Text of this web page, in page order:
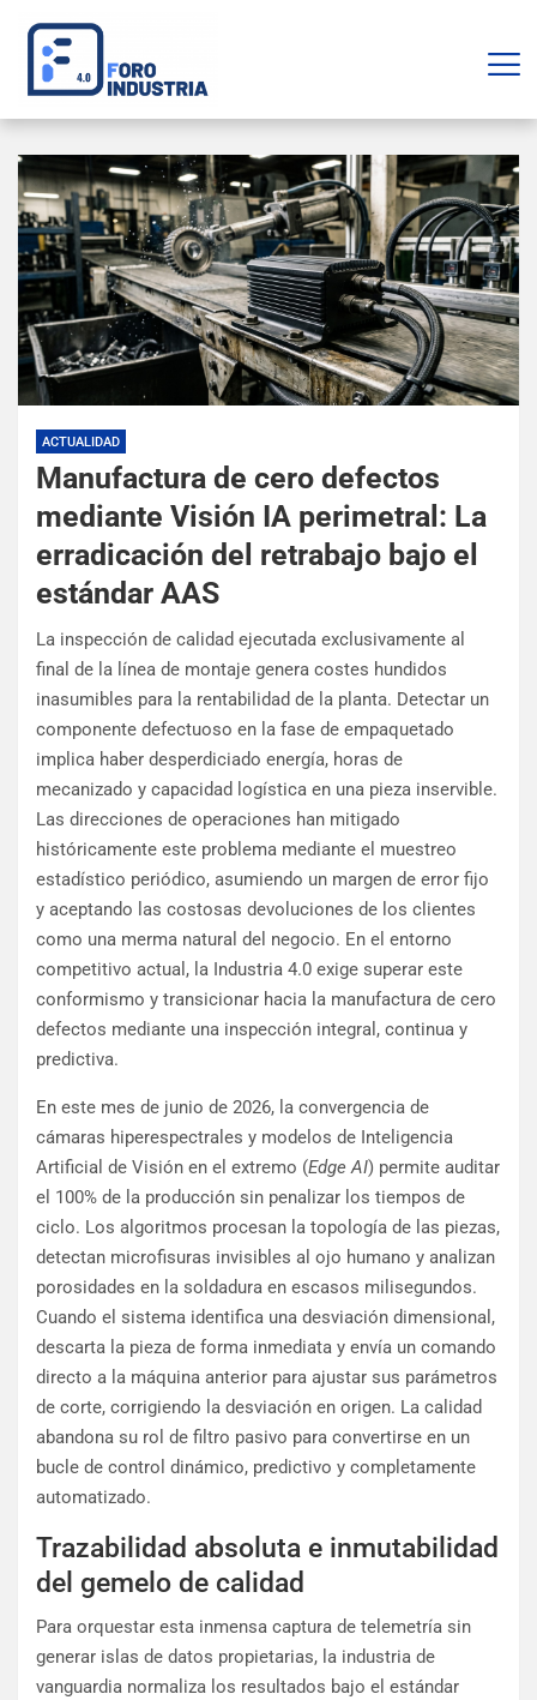
ACTUALIDAD
Manufactura de cero defectos
mediante Visión IA perimetral: La
erradicación del retrabajo bajo el
estándar AAS
La inspección de calidad ejecutada exclusivamente al
final de la línea de montaje genera costes hundidos
inasumibles para la rentabilidad de la planta. Detectar un
componente defectuoso en la fase de empaquetado
implica haber desperdiciado energía, horas de
mecanizado y capacidad logística en una pieza inservible.
Las direcciones de operaciones han mitigado
históricamente este problema mediante el muestreo
estadístico periódico, asumiendo un margen de error fijo
y aceptando las costosas devoluciones de los clientes
como una merma natural del negocio. En el entorno
competitivo actual, la Industria 4.0 exige superar este
conformismo y transicionar hacia la manufactura de cero
defectos mediante una inspección integral, continua y
predictiva.
En este mes de junio de 2026, la convergencia de
cámaras hiperespectrales y modelos de Inteligencia
Artificial de Visión en el extremo (Edge AI) permite auditar
el 100% de la producción sin penalizar los tiempos de
ciclo. Los algoritmos procesan la topología de las piezas,
detectan microfisuras invisibles al ojo humano y analizan
porosidades en la soldadura en escasos milisegundos.
Cuando el sistema identifica una desviación dimensional,
descarta la pieza de forma inmediata y envía un comando
directo a la máquina anterior para ajustar sus parámetros
de corte, corrigiendo la desviación en origen. La calidad
abandona su rol de filtro pasivo para convertirse en un
bucle de control dinámico, predictivo y completamente
automatizado.
Trazabilidad absoluta e inmutabilidad
del gemelo de calidad
Para orquestar esta inmensa captura de telemetría sin
generar islas de datos propietarias, la industria de
vanguardia normaliza los resultados bajo el estándar